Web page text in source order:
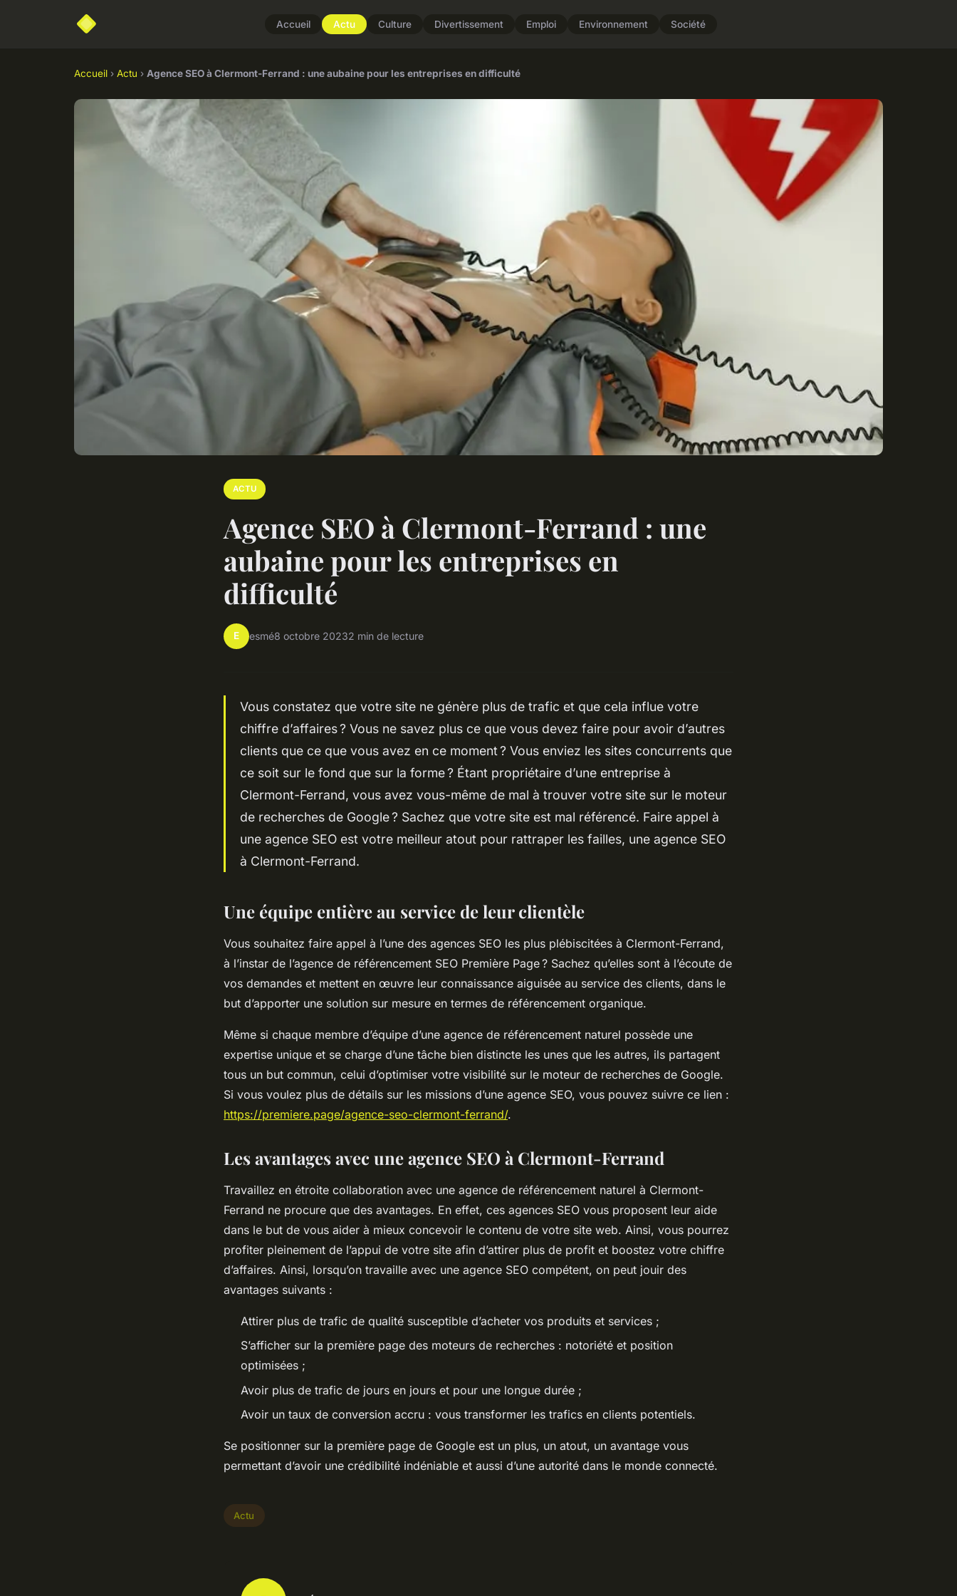
Accueil Actu Culture Divertissement Emploi Environnement Société
Accueil › Actu › Agence SEO à Clermont-Ferrand : une aubaine pour les entreprises en difficulté
ACTU
Agence SEO à Clermont-Ferrand : une
aubaine pour les entreprises en
difficulté
E esmé8 octobre 20232 min de lecture
Vous constatez que votre site ne génère plus de trafic et que cela influe votre
chiffre d’affaires ? Vous ne savez plus ce que vous devez faire pour avoir d’autres
clients que ce que vous avez en ce moment ? Vous enviez les sites concurrents que
ce soit sur le fond que sur la forme ? Étant propriétaire d’une entreprise à
Clermont-Ferrand, vous avez vous-même de mal à trouver votre site sur le moteur
de recherches de Google ? Sachez que votre site est mal référencé. Faire appel à
une agence SEO est votre meilleur atout pour rattraper les failles, une agence SEO
à Clermont-Ferrand.
Une équipe entière au service de leur clientèle
Vous souhaitez faire appel à l’une des agences SEO les plus plébiscitées à Clermont-Ferrand,
à l’instar de l’agence de référencement SEO Première Page ? Sachez qu’elles sont à l’écoute de
vos demandes et mettent en œuvre leur connaissance aiguisée au service des clients, dans le
but d’apporter une solution sur mesure en termes de référencement organique.
Même si chaque membre d’équipe d’une agence de référencement naturel possède une
expertise unique et se charge d’une tâche bien distincte les unes que les autres, ils partagent
tous un but commun, celui d’optimiser votre visibilité sur le moteur de recherches de Google.
Si vous voulez plus de détails sur les missions d’une agence SEO, vous pouvez suivre ce lien :
https://premiere.page/agence-seo-clermont-ferrand/.
Les avantages avec une agence SEO à Clermont-Ferrand
Travaillez en étroite collaboration avec une agence de référencement naturel à Clermont-
Ferrand ne procure que des avantages. En effet, ces agences SEO vous proposent leur aide
dans le but de vous aider à mieux concevoir le contenu de votre site web. Ainsi, vous pourrez
profiter pleinement de l’appui de votre site afin d’attirer plus de profit et boostez votre chiffre
d’affaires. Ainsi, lorsqu’on travaille avec une agence SEO compétent, on peut jouir des
avantages suivants :
Attirer plus de trafic de qualité susceptible d’acheter vos produits et services ;
S’afficher sur la première page des moteurs de recherches : notoriété et position
optimisées ;
Avoir plus de trafic de jours en jours et pour une longue durée ;
Avoir un taux de conversion accru : vous transformer les trafics en clients potentiels.
Se positionner sur la première page de Google est un plus, un atout, un avantage vous
permettant d’avoir une crédibilité indéniable et aussi d’une autorité dans le monde connecté.
Actu